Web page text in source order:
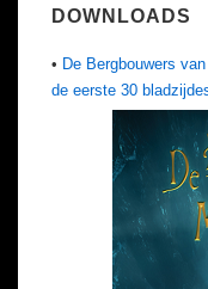
DOWNLOADS
• De Bergbouwers
de eerste 30